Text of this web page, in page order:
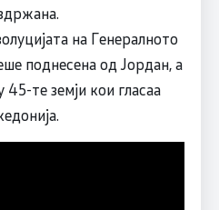
на Генералното
поднесена од Јордан, а
те земји кои гласаа